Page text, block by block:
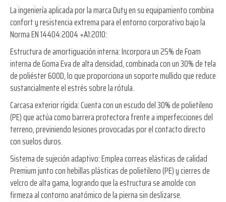
La ingeniería aplicada por la marca Duty en su equipamiento combina
confort y resistencia extrema para el entorno corporativo bajo la
Norma EN 14404:2004 +A1:2010:
Estructura de amortiguación interna:Incorpora un 25% de Foam
interna de Goma Eva de alta densidad, combinada con un 30% de tela
de poliéster 600D, lo que proporciona un soporte mullido que reduce
sustancialmente el estrés sobre la rótula.
Carcasa exterior rígida:Cuenta con un escudo del 30% de polietileno
(PE) que actúa como barrera protectora frente a imperfecciones del
terreno, previniendo lesiones provocadas por el contacto directo
con suelos duros.
Sistema de sujeción adaptivo:Emplea correas elásticas de calidad
Premium junto con hebillas plásticas de polietileno (PE) y cierres de
velcro de alta gama, logrando que la estructura se amolde con
firmeza al contorno anatómico de la pierna sin deslizarse.